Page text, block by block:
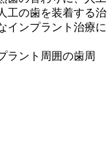
工の歯を装着する治
インプラント治療に
ラント周囲の歯周